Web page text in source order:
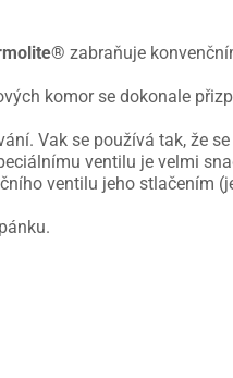
zabraňuje
komor se dokonale
Vak se používá tak, že
ventilu je velmi
ventilu jeho stlačením